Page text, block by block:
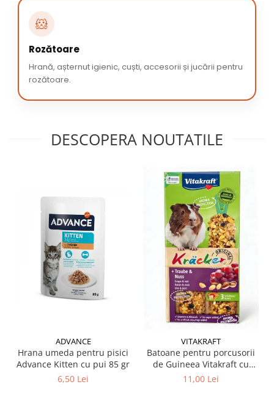
🐹
Rozătoare
Hrană, așternut igienic, cuști, accesorii și jucării pentru
rozătoare.
DESCOPERA NOUTATILE
ADVANCE
Hrana umeda pentru pisici
Advance Kitten cu pui 85 gr
6,50 Lei
VITAKRAFT
Batoane pentru porcusorii
de Guineea Vitakraft cu
struguri & nuci 2 buc
11,00 Lei